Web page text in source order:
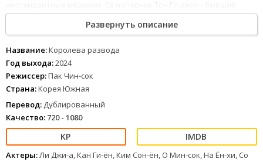
прокурор, а ныне деловой партнёр и юрист Solution, который
на прошлой работе получил прозвище Овчарка за упорство
и интуицию.
1 234 5 6 78
Развернуть описание
Название:Королева развода
Год выхода:2024
Режиссер:Пак Чин-сок
Страна:Корея Южная
Перевод: Дублированный
Качество: 720 - 1080
Актеры:Ли Джи-а, Кан Ги-ён, Ким Сон-ён, О Мин-сок, На Ён-хи, Со